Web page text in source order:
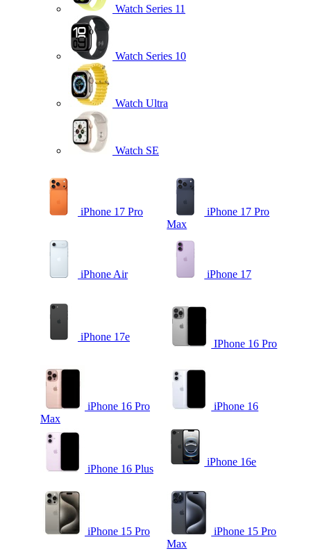
Watch Series 11
Watch Series 10
Watch Ultra
Watch SE
iPhone 17 Pro
iPhone 17 Pro
Max
iPhone Air iPhone 17
iPhone 17e
IPhone 16 Pro
iPhone 16 Pro
Max
iPhone 16
iPhone 16 Plus
iPhone 16e
iPhone 15 Pro
iPhone 15 Pro
Max